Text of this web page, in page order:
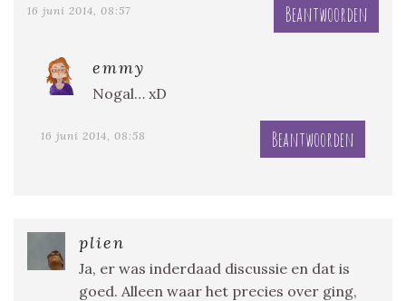
16 juni 2014, 08:57 Beantwoorden
emmy
Nogal… xD
16 juni 2014, 08:58 Beantwoorden
plien
Ja, er was inderdaad discussie en dat is
goed. Alleen waar het precies over ging,